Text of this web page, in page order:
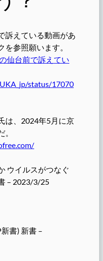
訴えている動画があ
を参照願います。
仙台前で訴えてい
status/17070
は、2024年5月に京
ウイルスがつなぐ
– 2023/3/25
書) 新書 –